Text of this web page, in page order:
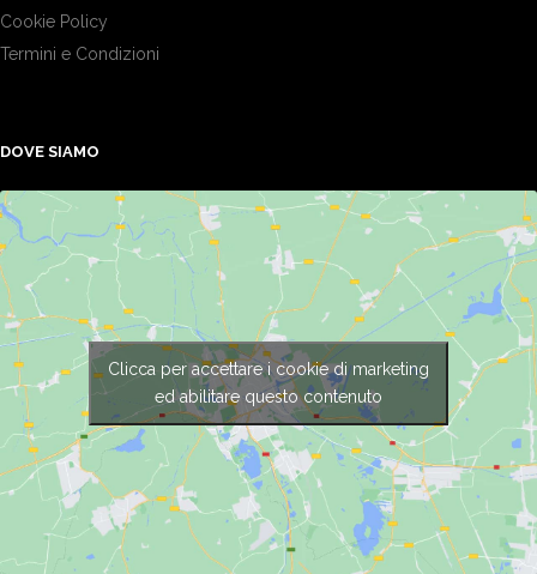
Cookie Policy
Termini e Condizioni
DOVE SIAMO
Clicca per accettare i cookie di marketing
ed abilitare questo contenuto